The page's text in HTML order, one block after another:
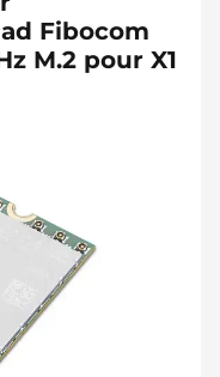
Fibocom
M.2 pour X1